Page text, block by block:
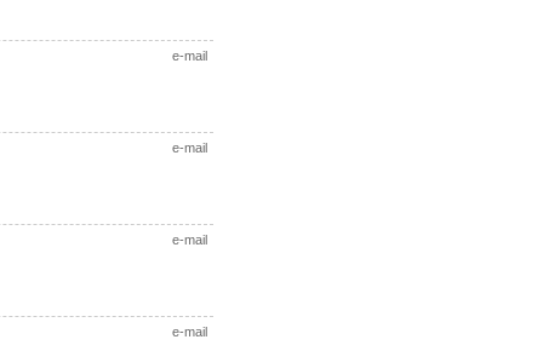
e-mail
e-mail
e-mail
e-mail